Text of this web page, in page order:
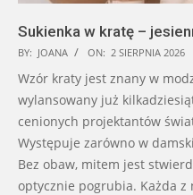
Sukienka w kratę –
BY: JOANA ON: 2 SIERPNIA 2026
Wzór kraty jest znany w
wylansowany już
cenionych projektantów
Występuje zarówno w
Bez obaw, mitem jest
optycznie pogrubia. Każda